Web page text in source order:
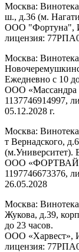
Москва:
ш., д.36 (м.
ООО "Фортуна",
лицензия:
Москва:
Ежедневно с 10
ООО
1137746914997,
05.12.2028 г.
Москва:
т Вернадского,
(м.Университет).
ООО
1197746673376,
26.05.2028
Москва:
Жукова, д.39,
до 23 часов.
ООО «Харвест»,
лицензия: